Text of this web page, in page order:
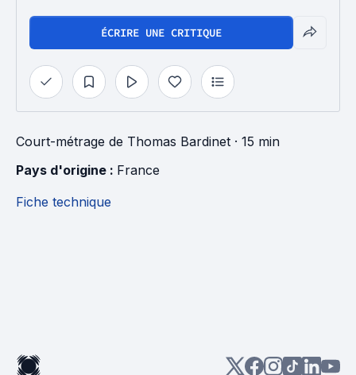
ÉCRIRE UNE CRITIQUE
Court-métrage de Thomas Bardinet · 15 min
Pays d'origine : France
Fiche technique